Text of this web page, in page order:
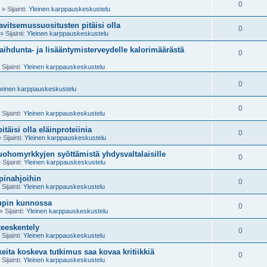
» Sijainti: Yleinen karppauskeskustelu
0
pitäisi olla
Sijainti: Yleinen karppauskeskustelu
0
ja lisääntymisterveydelle kalorimäärästä
Yleinen karppauskeskustelu
0
karppauskeskustelu
0
Yleinen karppauskeskustelu
0
olla eläinproteiinia
Sijainti: Yleinen karppauskeskustelu
0
syöttämistä yhdysvaltalaisille
Yleinen karppauskeskustelu
0
Yleinen karppauskeskustelu
0
kunnossa
Sijainti: Yleinen karppauskeskustelu
0
Yleinen karppauskeskustelu
0
koskeva tutkimus saa kovaa kritiikkiä
Yleinen karppauskeskustelu
0